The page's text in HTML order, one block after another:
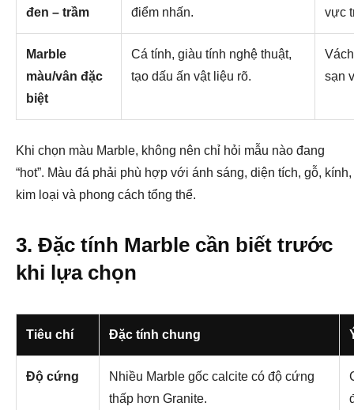
đen – trầm
điểm nhấn.
vực
Marble
màu/vân đặc
biệt
Cá tính, giàu tính nghệ thuật,
tạo dấu ấn vật liệu rõ.
sạn
Khi chọn màu Marble, không nên chỉ hỏi mẫu nào đang
“hot”. Màu đá phải phù hợp với ánh sáng, diện tích, gỗ, kính,
kim loại và phong cách tổng thể.
3. Đặc tính Marble cần biết trước
khi lựa chọn
Tiêu chí Đặc tính chung
Độ cứng
Nhiều Marble gốc calcite có độ cứng
thấp hơn Granite.